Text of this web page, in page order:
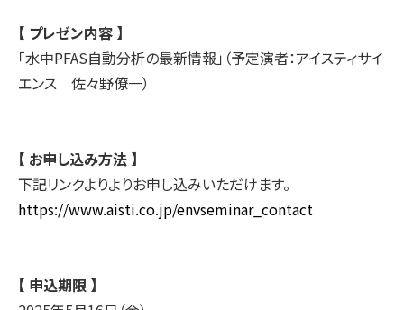
【 プレゼン内容 】
「水中PFAS自動分析の最新情報」（予定演者：アイスティサイ
エンス 佐々野僚一）
【 お申し込み方法 】
下記リンクよりよりお申し込みいただけます。
https://www.aisti.co.jp/envseminar_contact
【 申込期限 】